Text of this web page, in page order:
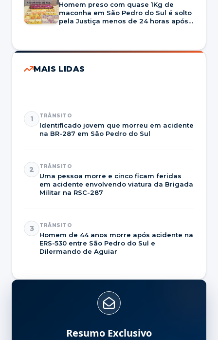
Homem preso com quase 1Kg de
maconha em São Pedro do Sul é solto
pela Justiça menos de 24 horas após
MAIS LIDAS
1 TRÂNSITO
Identificado jovem que morreu em acidente
na BR-287 em São Pedro do Sul
2 TRÂNSITO
Uma pessoa morre e cinco ficam feridas
em acidente envolvendo viatura da Brigada
Militar na RSC-287
3 TRÂNSITO
Homem de 44 anos morre após acidente na
ERS-530 entre São Pedro do Sul e
Dilermando de Aguiar
Resumo Exclusivo